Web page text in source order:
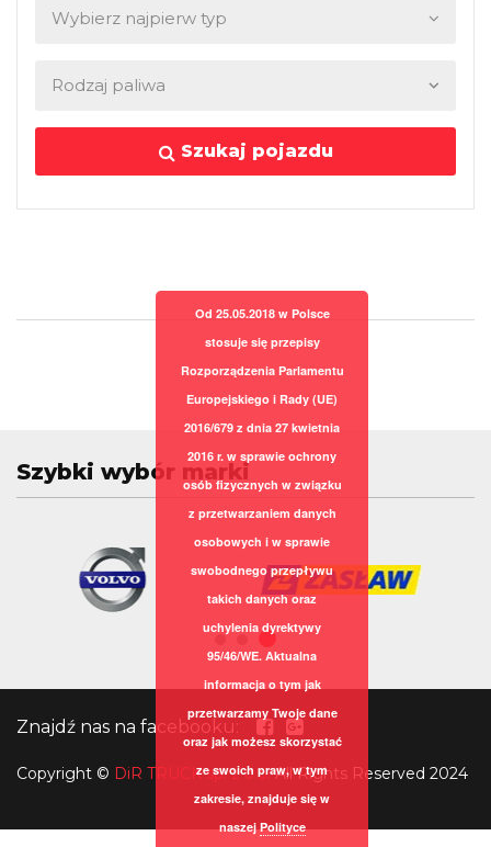
Szukaj pojazdu
Szybki wybór marki
Znajdź nas na facebooku:
Copyright © DiR TRUCK sp. z o.o.All Rights Reserved 2024
Od 25.05.2018 w Polsce
stosuje się przepisy
Rozporządzenia Parlamentu
Europejskiego i Rady (UE)
2016/679 z dnia 27 kwietnia
2016 r. w sprawie ochrony
osób fizycznych w związku
z przetwarzaniem danych
osobowych i w sprawie
swobodnego przepływu
takich danych oraz
uchylenia dyrektywy
95/46/WE. Aktualna
informacja o tym jak
przetwarzamy Twoje dane
oraz jak możesz skorzystać
ze swoich praw, w tym
zakresie, znajduje się w
naszejPolityce